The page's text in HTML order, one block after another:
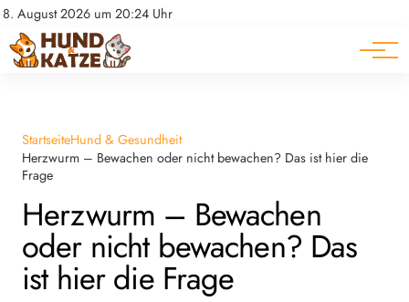
8. August 2026 um 20:24 Uhr
Datenschutz
Impressum
Pferde
Ratgeber
StartseiteHund & Gesundheit
Herzwurm – Bewachen oder nicht bewachen? Das ist hier die
Frage
Herzwurm – Bewachen
oder nicht bewachen? Das
ist hier die Frage